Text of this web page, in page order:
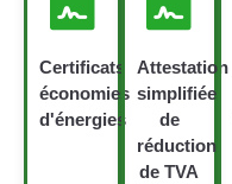
Certificats
économies
d'énergies
Attestation
simplifiée
de
réduction
de TVA